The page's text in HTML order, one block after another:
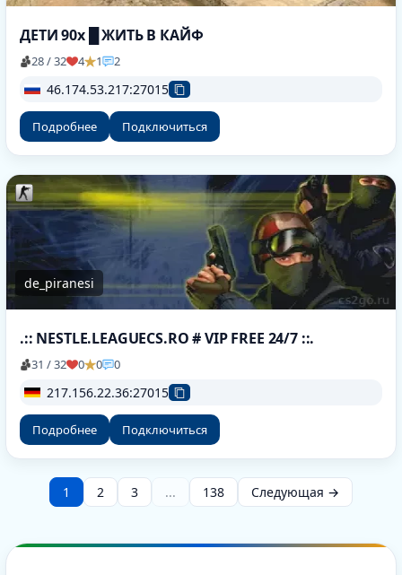
ДЕТИ 90х █ ЖИТЬ В КАЙФ
28 / 32 4 1 2
46.174.53.217:27015
Подробнее Подключиться
de_piranesi
.:: NESTLE.LEAGUECS.RO # VIP FREE 24/7 ::.
31 / 32 0 0 0
217.156.22.36:27015
Подробнее Подключиться
1 2 3 ... 138 Следующая →